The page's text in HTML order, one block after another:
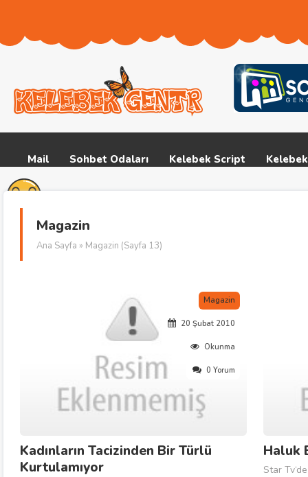
Mail Sohbet Odaları Kelebek Script
Magazin
Ana Sayfa » Magazin (Sayfa 13)
Magazin
20 Şubat 2010
Okunma
0 Yorum
Kadınların Tacizinden Bir Türlü
Kurtulamıyor
Haluk
Star